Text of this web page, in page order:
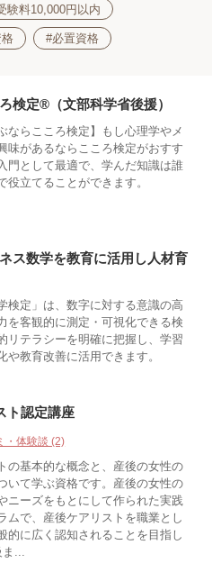
験料10,000円以内
#必置資格
検定®（文部科学省後援）
ならこころ検定】もし心理学やメ
味があるならこころ検定がおすす
門として最適で、学んだ知識は誰
役立てることができます。
ネス数学を教育に活用し人材育
検定」は、数字に対する意識の高
を客観的に測定・可視化できる検
リテラシーを明確に把握し、学習
や教育改善に活用できます。
ト認定講座
・体験談 (2)
の基本的な概念と、産後の女性の
いて学ぶ資格です。産後の女性の
ニーズをもとにして作られた実践
ムで、産後ケアリストを職業とし
的に広く認知されることを目指し
ま...